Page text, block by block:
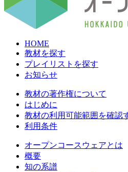
HOME
教材を探す
プレイリストを探す
お知らせ
教材の著作権について
はじめに
教材の利用可能範囲を確認
利用条件
オープンコースウェアとは
概要
知の系譜